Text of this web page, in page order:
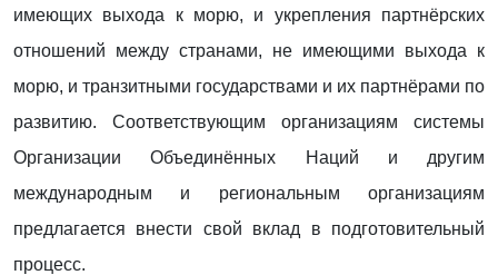
имеющих выхода к морю, и укрепления партнёрских
отношений между странами, не имеющими выхода к
морю, и транзитными государствами и их партнёрами по
развитию. Соответствующим организациям системы
Организации Объединённых Наций и другим
международным и региональным организациям
предлагается внести свой вклад в подготовительный
процесс.